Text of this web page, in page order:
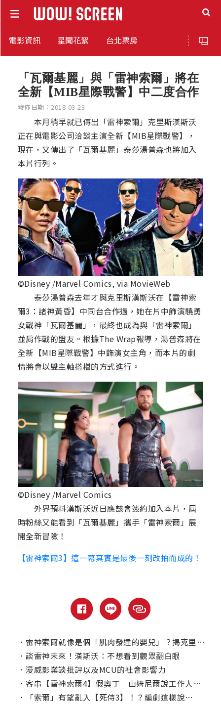
電影資訊 星聞花絮 台北票房
「瓦爾基麗」與「雷神索爾」將在
全新【MIB星際戰警】中二度合作
發佈日期：2018-03-23
本月稍早就已傳出「雷神索爾」克里斯漢斯沃
正在與電影公司洽談主演全新【MIB星際戰警】，
現在，又傳出了「瓦爾基麗」泰莎湯普森也將加入
本片行列。
©Disney /Marvel Comics, via MovieWeb
泰莎湯普森去年才與克里斯漢斯沃在【雷神索
爾3：諸神黃昏】中同台合作過，她在片中飾演驍勇
女戰神「瓦爾基麗」，最終也成為與「雷神索爾」
並肩作戰的盟友。根據The Wrap報導，湯普森將在
全新【MIB星際戰警】中飾演女主角，而本片的劇
情將會以雙主軸搭檔的方式進行。
©Disney /Marvel Comics
外界預料漢斯沃近日應該會簽約加入本片，屆
時粉絲又能看到「瓦爾基麗」攜手「雷神索爾」展
開全新冒險！
【雷神索爾3】這一幕其實是最後一刻改拍而成的！
． 雷神索爾就像是個「肌肉發達的嬰兒」？揭克里斯漢斯沃幕後秘辛！
． 談雷神未來！漢斯沃：不想看到觀眾翻白眼
． 漫威影業談批評以及MCU的社會影響力
． 客串【雷神索爾4】假奧丁 山姆尼爾說工作人員都笑他改吃素
．
「索爾」有望亂入【死侍3】！？編劇這樣說…